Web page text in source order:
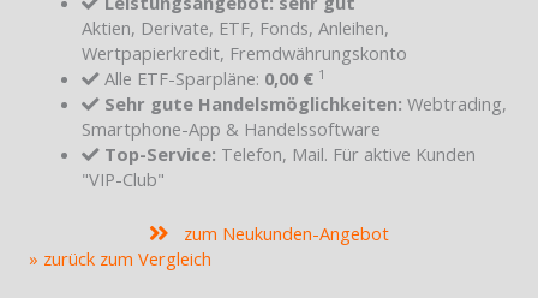
Aktien, Derivate, ETF, Fonds, Anleihen,
Wertpapierkredit, Fremdwährungskonto
Alle ETF-Sparpläne: 0,00 € 1
Sehr gute Handelsmöglichkeiten: Webtrading,
Smartphone-App & Handelssoftware
Top-Service: Telefon, Mail. Für aktive Kunden
"VIP-Club"
zum Neukunden-Angebot
» zurück zum Vergleich